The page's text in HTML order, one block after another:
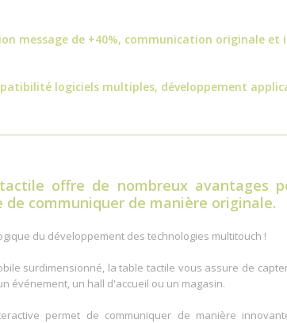
message de +40%, communication originale et
logiciels multiples, développement
offre de nombreux avantages
de communiquer de manière originale.
du développement des technologies multitouch !
surdimensionné, la table tactile vous assure de
événement, un hall d'accueil ou un magasin.
permet de communiquer de manière